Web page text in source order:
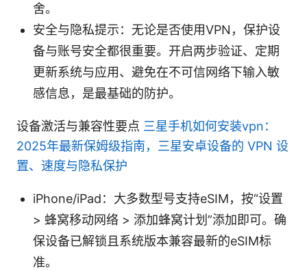
舍。
安全与隐私提示：无论是否使用VPN，保护设
备与账号安全都很重要。开启两步验证、定期
更新系统与应用、避免在不可信网络下输入敏
感信息，是最基础的防护。
设备激活与兼容性要点 三星手机如何安装vpn：
2025年最新保姆级指南，三星安卓设备的 VPN 设
置、速度与隐私保护
iPhone/iPad：大多数型号支持eSIM，按“设置
> 蜂窝移动网络 > 添加蜂窝计划”添加即可。确
保设备已解锁且系统版本兼容最新的eSIM标
准。